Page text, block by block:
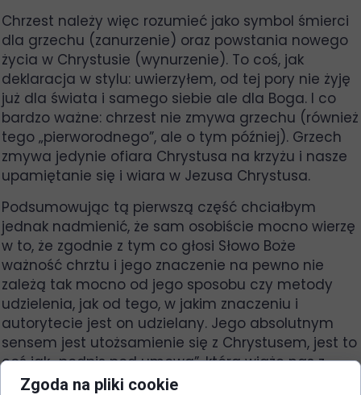
Chrzest należy więc rozumieć jako symbol śmierci
dla grzechu (zanurzenie) oraz powstania nowego
życia w Chrystusie (wynurzenie). To coś, jak
deklaracja w stylu: uwierzyłem, od tej pory nie żyję
już dla świata i samego siebie ale dla Boga. I co
bardzo ważne: chrzest nie zmywa grzechu (również
tego „pierworodnego”, ale o tym później). Grzech
zmywa jedynie ofiara Chrystusa na krzyżu i nasze
upamiętanie się i wiara w Jezusa Chrystusa.
Podsumowując tą pierwszą część chciałbym
jednak nadmienić, że sam osobiście mocno wierzę
w to, że zgodnie z tym co głosi Słowo Boże
ważność chrztu i jego znaczenie na pewno nie
zależą tak mocno od jego sposobu czy metody
udzielenia, jak od tego, w jakim znaczeniu i
autorytecie jest on udzielany. Jego absolutnym
sensem jest utożsamienie się z Chrystusem, jest to
coś jak „podpis pod umową”, która wiąże nas z
drugą stroną tej „umowy” – samym Bogiem.
Zgoda na pliki cookie